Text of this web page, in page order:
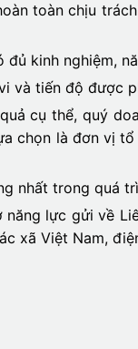
toàn chịu
kinh nghiệm,
và tiến độ được
cụ thể, quý
chọn là đơn vị
nhất trong quá
lực gửi về
xã Việt Nam,